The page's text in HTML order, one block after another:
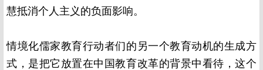
慧抵消个人主义的负面影响。
情境化儒家教育行动者们的另一个教育动机的生成方
式，是把它放置在中国教育改革的背景中看待，这个